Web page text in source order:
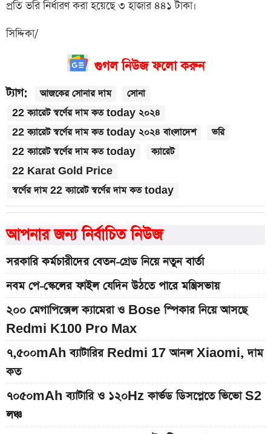
প্রতি ভরি নির্ধারণ করা হয়েছে ৩ হাজার ৪৪১ টাকা।
সিদ্দিকা/
গুগল নিউজ ফলো করুন
ট্যাগ: আজকের সোনার দাম
সোনা
22 ক্যারেট স্বর্ণের দাম কত today ২০২৪
22 ক্যারেট স্বর্ণের দাম কত today ২০২৪ বাংলাদেশ
ভরি
22 ক্যারেট স্বর্ণের দাম কত today
ক্যারেট
22 Karat Gold Price
স্বর্ণের দাম 22 ক্যারেট স্বর্ণের দাম কত today
আপনার জন্য নির্বাচিত নিউজ
সরকারি কর্মচারীদের বেতন-গ্রেড নিয়ে নতুন বার্তা
নবম পে-স্কেলের ফাইল যেদিন উঠতে পারে মন্ত্রিসভায়
২০০ মেগাপিক্সেল ক্যামেরা ও Bose স্পিকার নিয়ে আসছে
Redmi K100 Pro Max
৭,৫০০mAh ব্যাটারির Redmi 17 আনল Xiaomi, দাম
কত
৭০৫০mAh ব্যাটারি ও ১২০Hz কার্ভড ডিসপ্লেতে ভিভো S2
লঞ্চ